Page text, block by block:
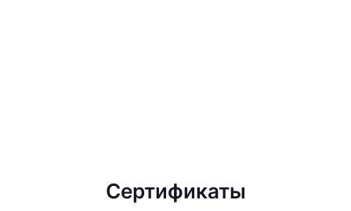
Сертификаты